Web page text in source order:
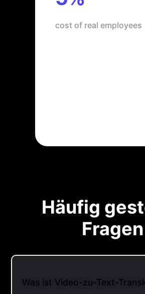
cost of real employees
Häufig
Fragen
Was ist Video-zu-Text-